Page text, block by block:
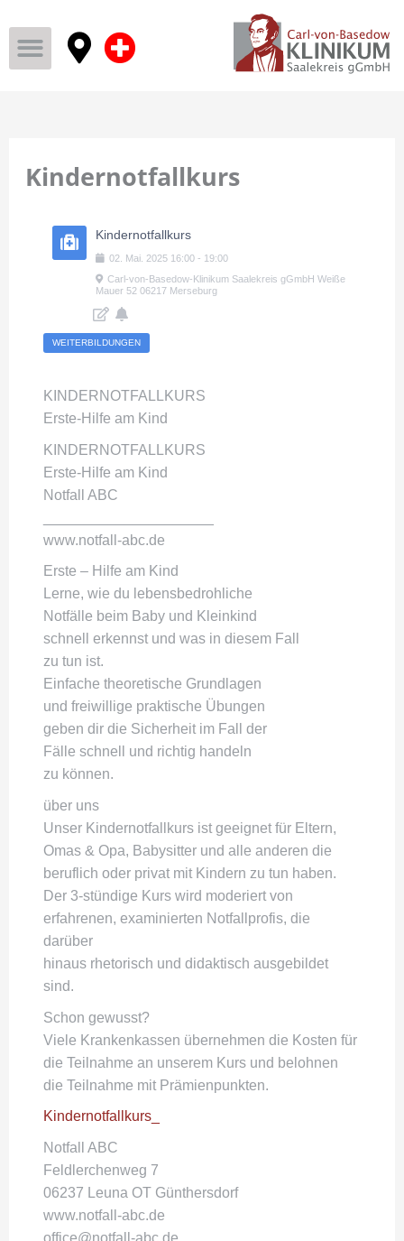
Kindernotfallkurs
Kindernotfallkurs
02. Mai. 2025 16:00- 19:00
Carl-von-Basedow-Klinikum Saalekreis gGmbH Weiße
Mauer 52 06217 Merseburg
WEITERBILDUNGEN
KINDERNOTFALLKURS
Erste-Hilfe am Kind
KINDERNOTFALLKURS
Erste-Hilfe am Kind
Notfall ABC
www.notfall-abc.de
Erste – Hilfe am Kind
Lerne, wie du lebensbedrohliche
Notfälle beim Baby und Kleinkind
schnell erkennst und was in diesem Fall
zu tun ist.
Einfache theoretische Grundlagen
und freiwillige praktische Übungen
geben dir die Sicherheit im Fall der
Fälle schnell und richtig handeln
zu können.
über uns
Unser Kindernotfallkurs ist geeignet für Eltern,
Omas & Opa, Babysitter und alle anderen die
beruflich oder privat mit Kindern zu tun haben.
Der 3-stündige Kurs wird moderiert von
erfahrenen, examinierten Notfallprofis, die
darüber
hinaus rhetorisch und didaktisch ausgebildet
sind.
Schon gewusst?
Viele Krankenkassen übernehmen die Kosten für
die Teilnahme an unserem Kurs und belohnen
die Teilnahme mit Prämienpunkten.
Kindernotfallkurs_
Notfall ABC
Feldlerchenweg 7
06237 Leuna OT Günthersdorf
www.notfall-abc.de
office@notfall-abc.de